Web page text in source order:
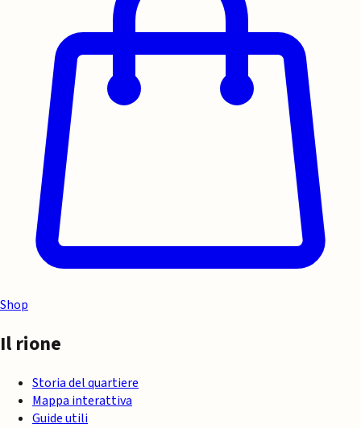
Shop
Il rione
Storia del quartiere
Mappa interattiva
Guide utili